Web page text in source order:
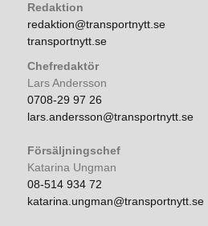
Redaktion
redaktion@transportnytt.se
transportnytt.se
Chefredaktör
Lars Andersson
0708-29 97 26
lars.andersson@transportnytt.se
Försäljningschef
Katarina Ungman
08-514 934 72
katarina.ungman@transportnytt.se